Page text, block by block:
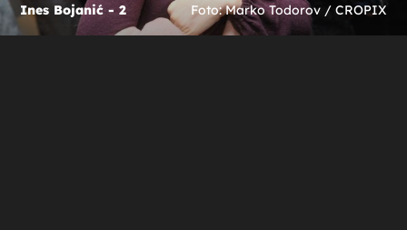
Ines Bojanić - 2 Foto: Marko Todorov / CROPIX